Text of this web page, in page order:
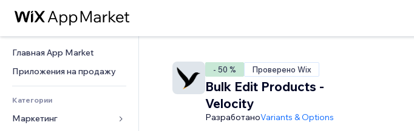
Главная App Market
Приложения на продажу
Категории
Маркетинг
- 50 % Проверено Wix
Bulk Edit Products -
Velocity
РазработаноVariants & Options